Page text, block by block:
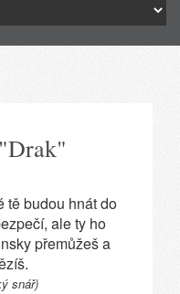
tě budou hnát do
ale ty ho
přemůžeš a
snář)